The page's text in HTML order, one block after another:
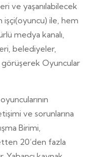
ve yaşanılabilecek
işçi(oyuncu) ile, hem
medya kanalı,
belediyeler,
görüşerek Oyuncular
ve sorunlarına
Birimi,
20’den fazla